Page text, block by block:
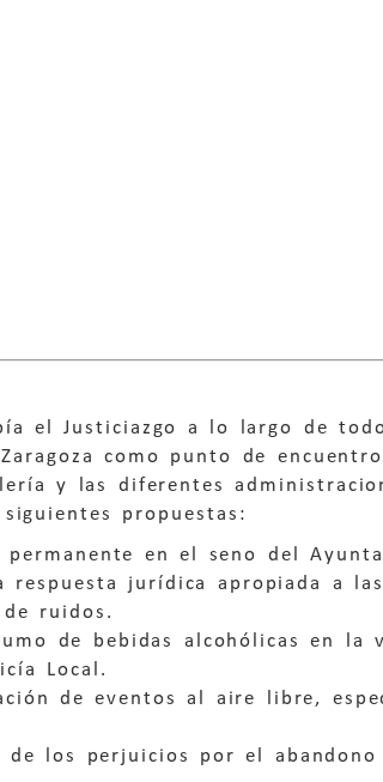
el Justiciazgo a lo largo de
como punto de
y las diferentes
propuestas:
en el seno del
jurídica apropiada a
ruidos.
de bebidas alcohólicas en la
Local.
de eventos al aire libre,
los perjuicios por el